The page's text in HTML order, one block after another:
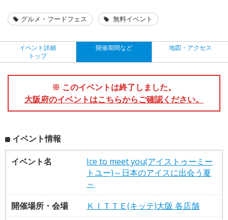
グルメ・フードフェス 無料イベント
イベント詳細
トップ
開催期間など 地図・アクセス
※ このイベントは終了しました。
大阪府のイベントはこちらからご確認ください。
イベント情報
イベント名
Ice to meet you(アイストゥーミー
トユー)～日本のアイスに出会う夏
～
開催場所・会場
ＫＩＴＴＥ(キッテ)大阪 各店舗